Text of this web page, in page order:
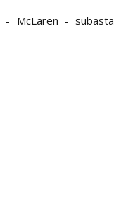
McLaren subasta